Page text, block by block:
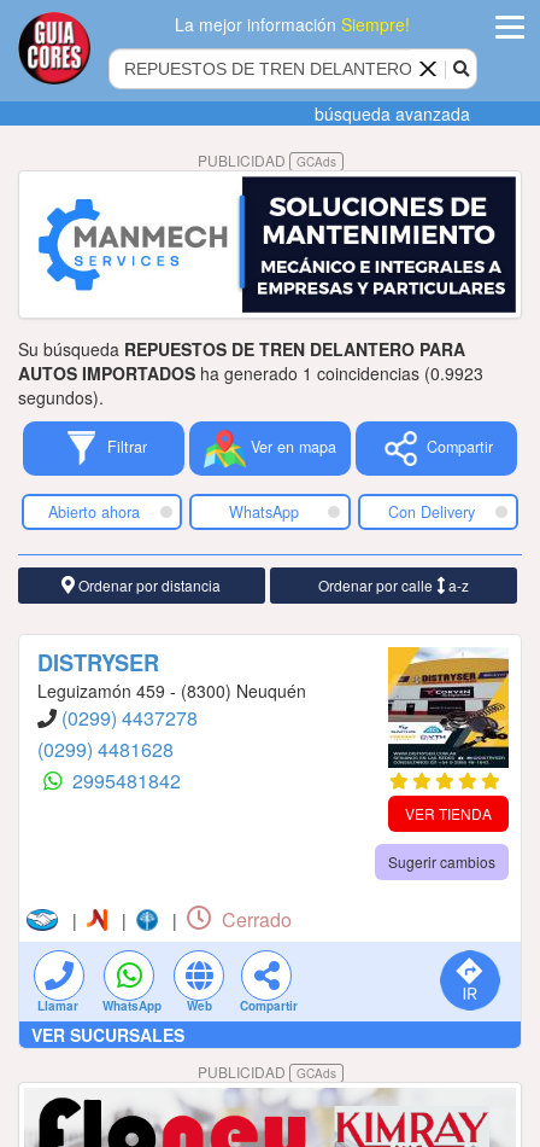
La mejor informaciónSiempre!
Agregar
empresa
Actualizar
datos
Publicidad
Tiendacores
Contactenos
búsqueda avanzada
PUBLICIDAD GCAds
Su búsqueda REPUESTOS DE TREN DELANTERO PARA
AUTOS IMPORTADOS ha generado 1 coincidencias (0.9923
segundos).
Filtrar Ver en mapa Compartir
Abierto ahora WhatsApp Con Delivery
Ordenar por distancia Ordenar por calle a-z
DISTRYSER
Leguizamón 459 - (8300) Neuquén
(0299) 4437278
(0299) 4481628
2995481842
VER TIENDA
Sugerir cambios
| | | Cerrado
Llamar WhatsApp Web Compartir
VER SUCURSALES
PUBLICIDAD GCAds